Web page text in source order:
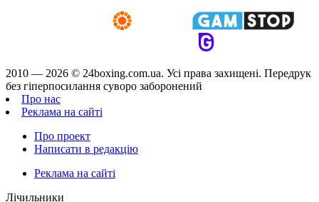
2010 — 2026 © 24boxing.com.ua. Усi права захищенi. Передрук
без гіперпосилання суворо заборонений
Про нас
Реклама на сайті
Про проект
Написати в редакцію
Реклама на сайті
Лічильники